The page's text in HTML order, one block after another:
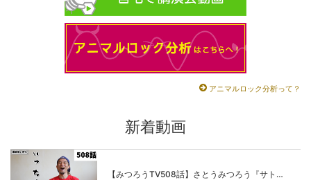
アニマルロック分析って？
新着動画
【みつろうTV508話】さとうみつろう『サトレル男塾』編④「“毎日”が変わります。楽しく」